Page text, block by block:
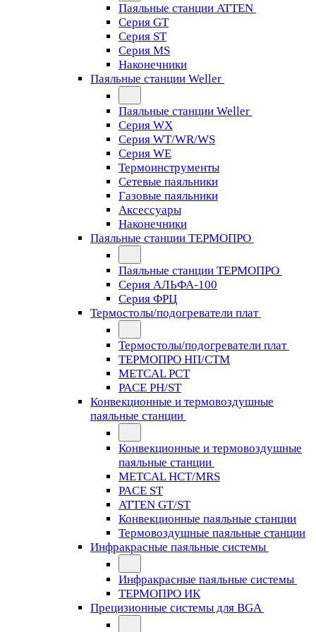
Паяльные станции ATTEN
Серия GT
Серия ST
Серия MS
Наконечники
Паяльные станции Weller
Паяльные станции Weller
Серия WX
Серия WT/WR/WS
Серия WE
Термоинструменты
Сетевые паяльники
Газовые паяльники
Аксессуары
Наконечники
Паяльные станции ТЕРМОПРО
Паяльные станции ТЕРМОПРО
Серия АЛЬФА-100
Серия ФРЦ
Термостолы/подогреватели плат
Термостолы/подогреватели плат
ТЕРМОПРО НП/СТМ
METCAL PCT
PACE PH/ST
Конвекционные и термовоздушные
паяльные станции
Конвекционные и термовоздушные
паяльные станции
METCAL HCT/MRS
PACE ST
ATTEN GT/ST
Конвекционные паяльные станции
Термовоздушные паяльные станции
Инфракрасные паяльные системы
Инфракрасные паяльные системы
ТЕРМОПРО ИК
Прецизионные системы для BGA